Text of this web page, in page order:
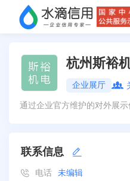
杭州斯裕
企业展厅
通过企业官方维护的对外展
联系信息
电话 未编辑